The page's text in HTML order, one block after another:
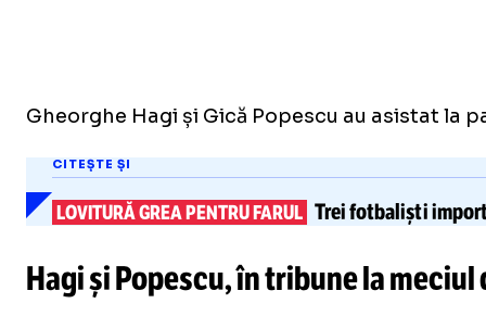
Gheorghe Hagi și Gică Popescu au asistat la
CITEȘTE ȘI
LOVITURĂ GREA PENTRU FARUL Trei fotbaliști
Hagi și Popescu, în tribune la